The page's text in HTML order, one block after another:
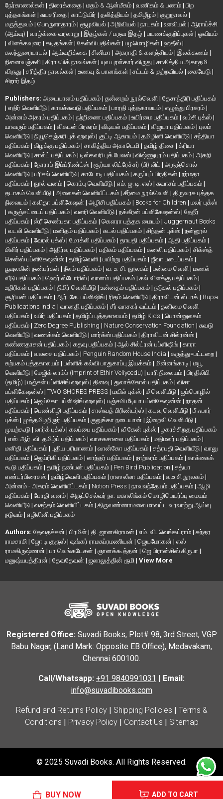
BUY NOW ADD TO CART
நேர்காணல்கள் | திரைக்கதை | மதம் & ஆன்மீகம் | வணிகம் & பணம் | பிற
புத்தகங்கள் | சுயசரிதை | காட்டுயிர் | தலித்தியம் | தமிழீழம் | குறுநாவல் |
மருத்துவம் | பொருளாதாரம் | சூழலியல் | அறிவியல் | நாடகம் | உளவியல் | ஆராய்ச்சி
(ஆய்வு) | வாழ்க்கை வரலாறு | இதழ்கள் / பருவ இதழ் | பயணக்குறிப்புகள் | ஓவியம்
| விளக்கவுரை | கடிதங்கள் | கேள்வி பதில்கள் | பழமொழிகள் | ஹதீஸ் |
கலந்துரையாடல் | ஆய்வறிக்கை | சினிமா | அகராதி & களஞ்சியம் | இலக்கணம் |
நினைவஞ்சலி | கிராஃபிக் நாவல்கள் | யுவ புரஸ்கார் விருது | சாகித்திய அகாதமி
விருது | சரித்திர நாவல்கள் | உணவு & பானங்கள் | சட்டம் & குற்றவியல் | கையேடு |
சிறார் இதழ்
Publishers: அடையாளம் பதிப்பகம் | தன்னறம் நூல்வெளி | தேசாந்திரி பதிப்பகம்
| எதிர் வெளியீடு | காலச்சுவடு பதிப்பகம் | பாரதி புத்தகாலயம் | எழுத்து பிரசுரம் |
அன்னம் அகரம் பதிப்பகம் | நற்றிணை பதிப்பகம் | உயிர்மை பதிப்பகம் | வம்சி புக்ஸ் |
யாவரும் பதிப்பகம் | விகடன் பிரசுரம் | விடியல் பதிப்பகம் | விஜயா பதிப்பகம் | புலம்
வெளியீடு | நியூசெஞ்சுரி புக் ஹவுஸ் | குட்டி ஆகாயம் | தமிழினி வெளியீடு | சந்தியா
பதிப்பகம் | கிழக்கு பதிப்பகம் | சாகித்திய அகாடெமி | தமிழ் திசை | க்ரியா
வெளியீடு | சால்ட் பதிப்பகம் | டிஸ்கவரி புக் பேலஸ் | விஷ்ணுபுரம் பதிப்பகம் | அகநி
பதிப்பகம் | நோராப் இம்ப்ரிண்ட்ஸ் | சூர்யா லிட்ரேச்சர் (பி) லிட் | அருஞ்சொல்
வெளியீடு | பரிசல் வெளியீடு | காடோடி பதிப்பகம் | கருப்புப் பிரதிகள் | நர்மதா
பதிப்பகம் | நூல் வனம் | கொம்பு வெளியீடு | எம். ஐ. டி. எஸ் | சுவாசம் பதிப்பகம் |
தடாகம் வெளியீடு | அலைகள் வெளியீட்டகம் | சீர்மை நூல்வெளி | திருவரசு புத்தக
நிலையம் | கவிதா பப்ளிகேஷன் | அழிசி பதிப்பகம் | Books for Children | மலர் புக்ஸ்
| கருஞ்சட்டைப் பதிப்பகம் | வளரி வெளியீடு | நக்கீரன் பப்ளிகேஷன்ஸ் | தேநீர்
பதிப்பகம் | ஸ்ரீ செண்பகா பதிப்பகம் | கௌரா புத்தக மையம் | Juggernaut Books
| வடலி வெளியீடு | மனிதம் பதிப்பகம் | கடல் பதிப்பகம் | சிந்தன் புக்ஸ் | நன்னூல்
பதிப்பகம் | வேரல் புக்ஸ் | மோக்லி பதிப்பகம் | தாயதி பதிப்பகம் | ஆதி பதிப்பகம் |
மிளிர் பதிப்பகம் | அதிர்வு பதிப்பகம் | பதிகம் பதிப்பகம் | கனலி பதிப்பகம் | சிக்ஸ்த்
சென்ஸ் பப்ளிகேஷன்ஸ் | தமிழ்வெளி | பயிற்று பதிப்பகம் | ஜீவா படைப்பகம் |
பூவுலகின் நண்பர்கள் | நீலம் பதிப்பகம் | வ. உ. சி. நூலகம் | பன்மை வெளி | மணல்
வீடு பதிப்பகம் | ஹெர் ஸ்டோரிஸ் | வானம் பதிப்பகம் | கல் விளக்கு பதிப்பகம் |
உதிரிகள் பதிப்பகம் | நிமிர் வெளியீடு | உன்னதம் பதிப்பகம் | நடுகல் பதிப்பகம் |
சூரியன் பதிப்பகம் | ஆர். கே. பப்ளிஷிங் | ரிதம் வெளியீடு | திராவிடன் ஸ்டாக் | Rupa
Publications India | வானதி பதிப்பகம் | சீர் வாசகர் வட்டம் | தனிமை வெளி
பதிப்பகம் | உயிர் பதிப்பகம் | தமிழ்ப் புத்தகாலயம் | தமிழ் Kids | பொன்னுலகம்
பதிப்பகம் | Zero Degree Publishing | Nature Conservation Foundation | சுவடு
வெளியீடு | வணக்கம் வெளியீடு | மார்க்ஸ் பதிப்பகம் | திராவிடன் சில்ரன்ஸ் |
கண்ணதாசன் பதிப்பகம் | கதவு பதிப்பகம் | ஆல் சில்ட்ரன் பப்ளிஷிங் | காரா
பதிப்பகம் | வலசை பதிப்பகம் | Penguin Random House India | கருத்து=பட்டறை |
கற்பகம் புத்தகாலயம் | பள்ளிக் கல்வி பாதுகாப்பு இயக்கம் | மின்னங்காடி | மயூ
வெளியீடு | மேஜிக் லாம்ப் (Imprint of Ethir Veliyeedu) | பாரி நிலையம் | பிரதிலிபி
(தமிழ்) | மஞ்சுள் பப்ளிசிங் ஹவுஸ் | தினவு | துலாக்கோல் பதிப்பகம் | விசா
பப்ளிகேஷன்ஸ் | TWO SHORES PRESS | மயில் புக்ஸ் | மீ வெளியீடு | ஐம்பொழில்
பதிப்பகம் | ஜெய்கோ பப்ளிஷிங் ஹவுஸ் | பஞ்சமி மீடியா பப்ளிகேஷன்ஸ் | நாதன்
பதிப்பகம் | பெண்விழி பதிப்பகம் | சாஸ்வத் பிரிண்டர்ஸ் | கடவு வெளியீடு | பீ ஃபார்
புக்ஸ் | முத்தமிழறிஞர் பதிப்பகம் | குலுங்கா நடையான் | இறைவி வெளியீடு |
முயற்கூடு | லார்க் புக்ஸ் | கலப்பை பதிப்பகம் | வீ கேன் புக்ஸ் | ழகரச்சிறகு பதிப்பகம்
| எஸ். ஆர். வி. தமிழ்ப் பதிப்பகம் | வாசகசாலை பதிப்பகம் | மதிமலர் பதிப்பகம் |
மனிதி பதிப்பகம் | புதிய பரிமாணம் | வான்கோ பதிப்பகம் | சத்ரபதி வெளியீடு | வாலு
பதிப்பகம் | ஜெய்ரிகி பதிப்பகம் | லாந்தர் பதிப்பகம் | நாற்கரம் பதிப்பகம் | காக்கைக்
கூடு பதிப்பகம் | தமிழ் நண்பன் பதிப்பகம் | Pen Bird Publication | சத்யா
எண்டர்பிரைசஸ் | தமிழ்வெளி பதிப்பகம் | ராஸ லீலா பதிப்பகம் | வ.உ.சி நூலகம் |
அன்னம் - அகரம் வெளியீட்டகம் | Notion Press | நாவலந்தேயம் பதிப்பகம் | ஆழி
பதிப்பகம் | போதி வனம் | அருட்செல்வர் நா. மகாலிங்கம் மொழிபெயர்ப்பு மையம்
வெளியீடு | வசந்தம் வெளியீட்டகம் | திருவண்ணாமலை மாவட்ட வரலாற்று ஆய்வு
நடுவம் | எழிலினி பதிப்பகம்
Authors: தேவதச்சன் | பிரமிள் | தி. ஜானகிராமன் | எம். வி. வெங்கட்ராம் | சுந்தர
ராமசாமி | ஜோ டி குரூஸ் | ஷங்கர் ராமசுப்ரமணியன் | ஜெயமோகன் | எஸ்
ராமகிருஷ்ணன் | பா வெங்கடேசன் | ஞானக்கூத்தன் | ஜெ பிரான்சிஸ் கிருபா |
மனுஷ்யபுத்திரன் | தேவதேவன் | ஜலாலுத்தின் ரூமி | View More
Registered Office: Suvadi Books, Plot# 98, 3rd Street, VGP
Babu Nagar, (Land Mark: Opposite EB Office), Medavakam,
Chennai 600100.
Call/Whatsapp: +91 9840991031 | Email:
info@suvadibooks.com
Refund and Returns Policy| Shipping Policies | Terms &
Conditions | Privacy Policy| Contact Us | Sitemap
© 2025 Suvadi Books. All Rights Reserved.